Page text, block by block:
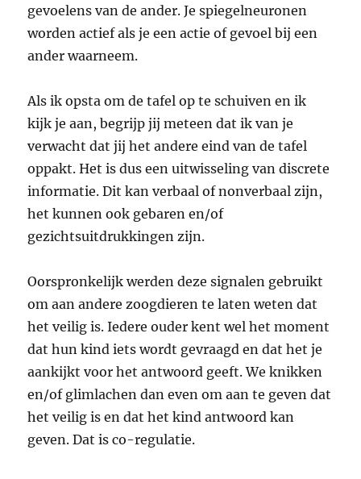
gevoelens van de ander. Je spiegelneuronen
worden actief als je een actie of gevoel bij een
ander waarneem.
Als ik opsta om de tafel op te schuiven en ik
kijk je aan, begrijp jij meteen dat ik van je
verwacht dat jij het andere eind van de tafel
oppakt. Het is dus een uitwisseling van discrete
informatie. Dit kan verbaal of nonverbaal zijn,
het kunnen ook gebaren en/of
gezichtsuitdrukkingen zijn.
Oorspronkelijk werden deze signalen gebruikt
om aan andere zoogdieren te laten weten dat
het veilig is. Iedere ouder kent wel het moment
dat hun kind iets wordt gevraagd en dat het je
aankijkt voor het antwoord geeft. We knikken
en/of glimlachen dan even om aan te geven dat
het veilig is en dat het kind antwoord kan
geven. Dat is co-regulatie.